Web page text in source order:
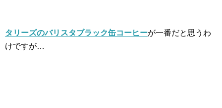
タリーズのバリスタブラック缶コーヒーが一番だと思うわ
けですが…